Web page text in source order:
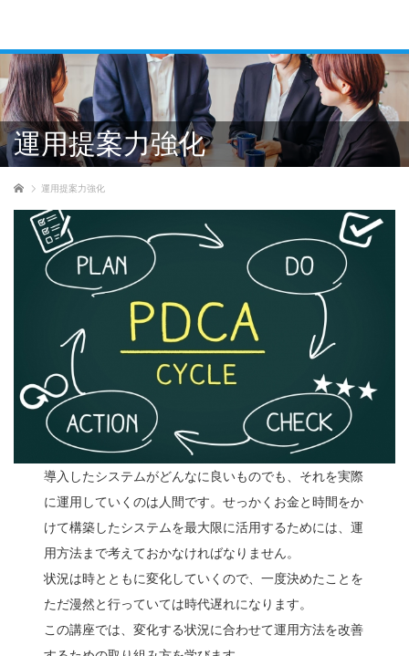
運用提案力強化
ホーム 運用提案力強化
導入したシステムがどんなに良いものでも、それを実際
に運用していくのは人間です。せっかくお金と時間をか
けて構築したシステムを最大限に活用するためには、運
用方法まで考えておかなければなりません。
状況は時とともに変化していくので、一度決めたことを
ただ漫然と行っていては時代遅れになります。
この講座では、変化する状況に合わせて運用方法を改善